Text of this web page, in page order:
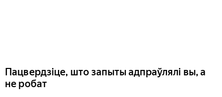
Пацвердзіце, што запыты адпраўлялі вы, а
не робат